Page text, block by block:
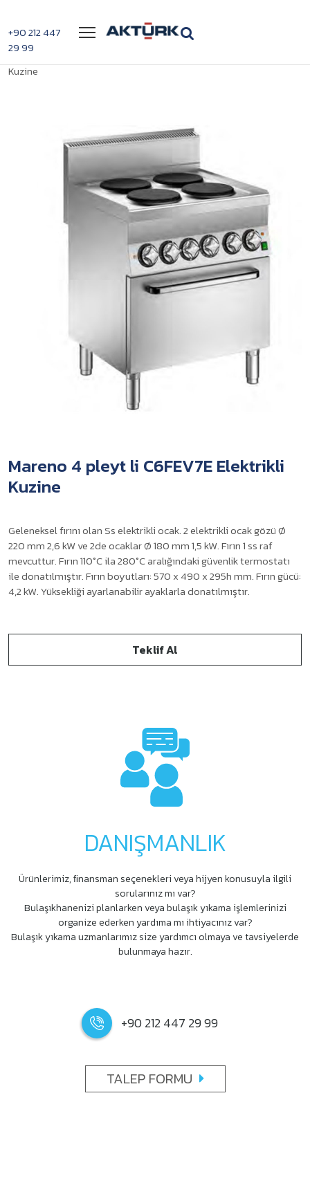
+90 212 447
29 99
Menü
Kuzine
Mareno 4 pleyt li C6FEV7E Elektrikli
Kuzine
Geleneksel fırını olan Ss elektrikli ocak. 2 elektrikli ocak gözü Ø
220 mm 2,6 kW ve 2de ocaklar Ø 180 mm 1,5 kW. Fırın 1 ss raf
mevcuttur. Fırın 110°C ila 280°C aralığındaki güvenlik termostatı
ile donatılmıştır. Fırın boyutları: 570 x 490 x 295h mm. Fırın gücü:
4,2 kW. Yüksekliği ayarlanabilir ayaklarla donatılmıştır.
Teklif Al
DANIŞMANLIK
Ürünlerimiz, ﬁnansman seçenekleri veya hijyen konusuyla ilgili
sorularınız mı var?
Bulaşıkhanenizi planlarken veya bulaşık yıkama işlemlerinizi
organize ederken yardıma mı ihtiyacınız var?
Bulaşık yıkama uzmanlarımız size yardımcı olmaya ve tavsiyelerde
bulunmaya hazır.
+90 212 447 29 99
TALEP FORMU